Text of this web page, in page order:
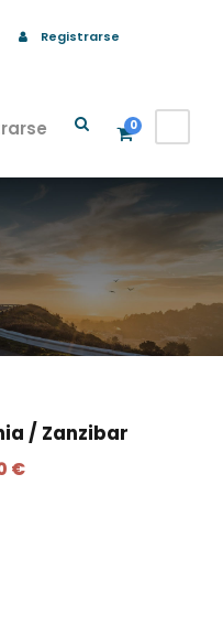
Registrarse
0
/ Zanzibar
€